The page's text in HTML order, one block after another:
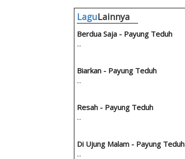
Umat
LaguLainnya
Berdua Saja - Payung Teduh
...
Biarkan - Payung Teduh
...
Resah - Payung Teduh
...
Di Ujung Malam - Payung Teduh
...